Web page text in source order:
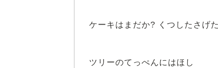
ケーキはまだか? くつしたさげ
ツリーのてっぺんにはほし